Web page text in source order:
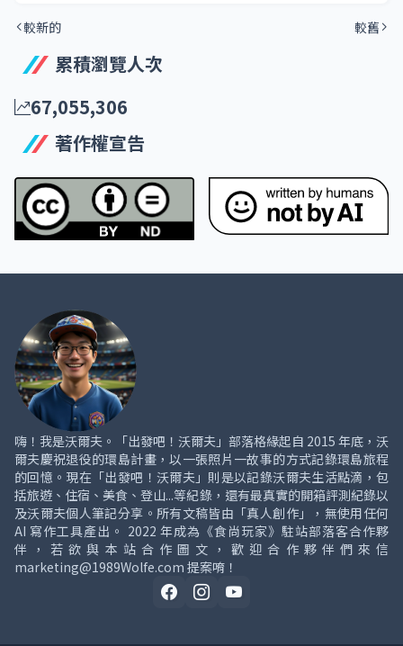
較新的 較舊
累積瀏覽人次
67,055,306
著作權宣告
嗨！我是沃爾夫。「出發吧！沃爾夫」部落格緣起自 2015 年底，沃
爾夫慶祝退役的環島計畫，以一張照片一故事的方式記錄環島旅程
的回憶。現在「出發吧！沃爾夫」則是以記錄沃爾夫生活點滴，包
括旅遊、住宿、美食、登山...等紀錄，還有最真實的開箱評測紀錄以
及沃爾夫個人筆記分享。所有文稿皆由「真人創作」，無使用任何
AI 寫作工具產出。 2022 年成為《食尚玩家》駐站部落客合作夥
伴，若欲與本站合作圖文，歡迎合作夥伴們來信
marketing@1989Wolfe.com 提案唷！